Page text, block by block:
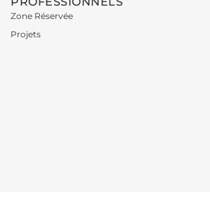
Zone Réservée
Projets